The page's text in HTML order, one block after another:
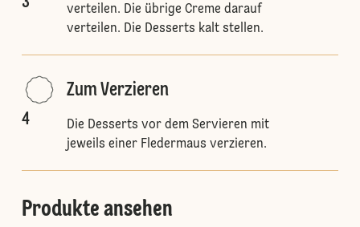
verteilen. Die übrige Creme darauf
verteilen. Die Desserts kalt stellen.
4
Zum Verzieren
Die Desserts vor dem Servieren mit
jeweils einer Fledermaus verzieren.
Produkte ansehen